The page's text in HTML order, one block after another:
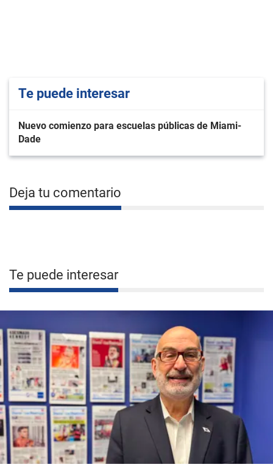
Te puede interesar
Nuevo comienzo para escuelas públicas de Miami-
Dade
Deja tu comentario
Te puede interesar